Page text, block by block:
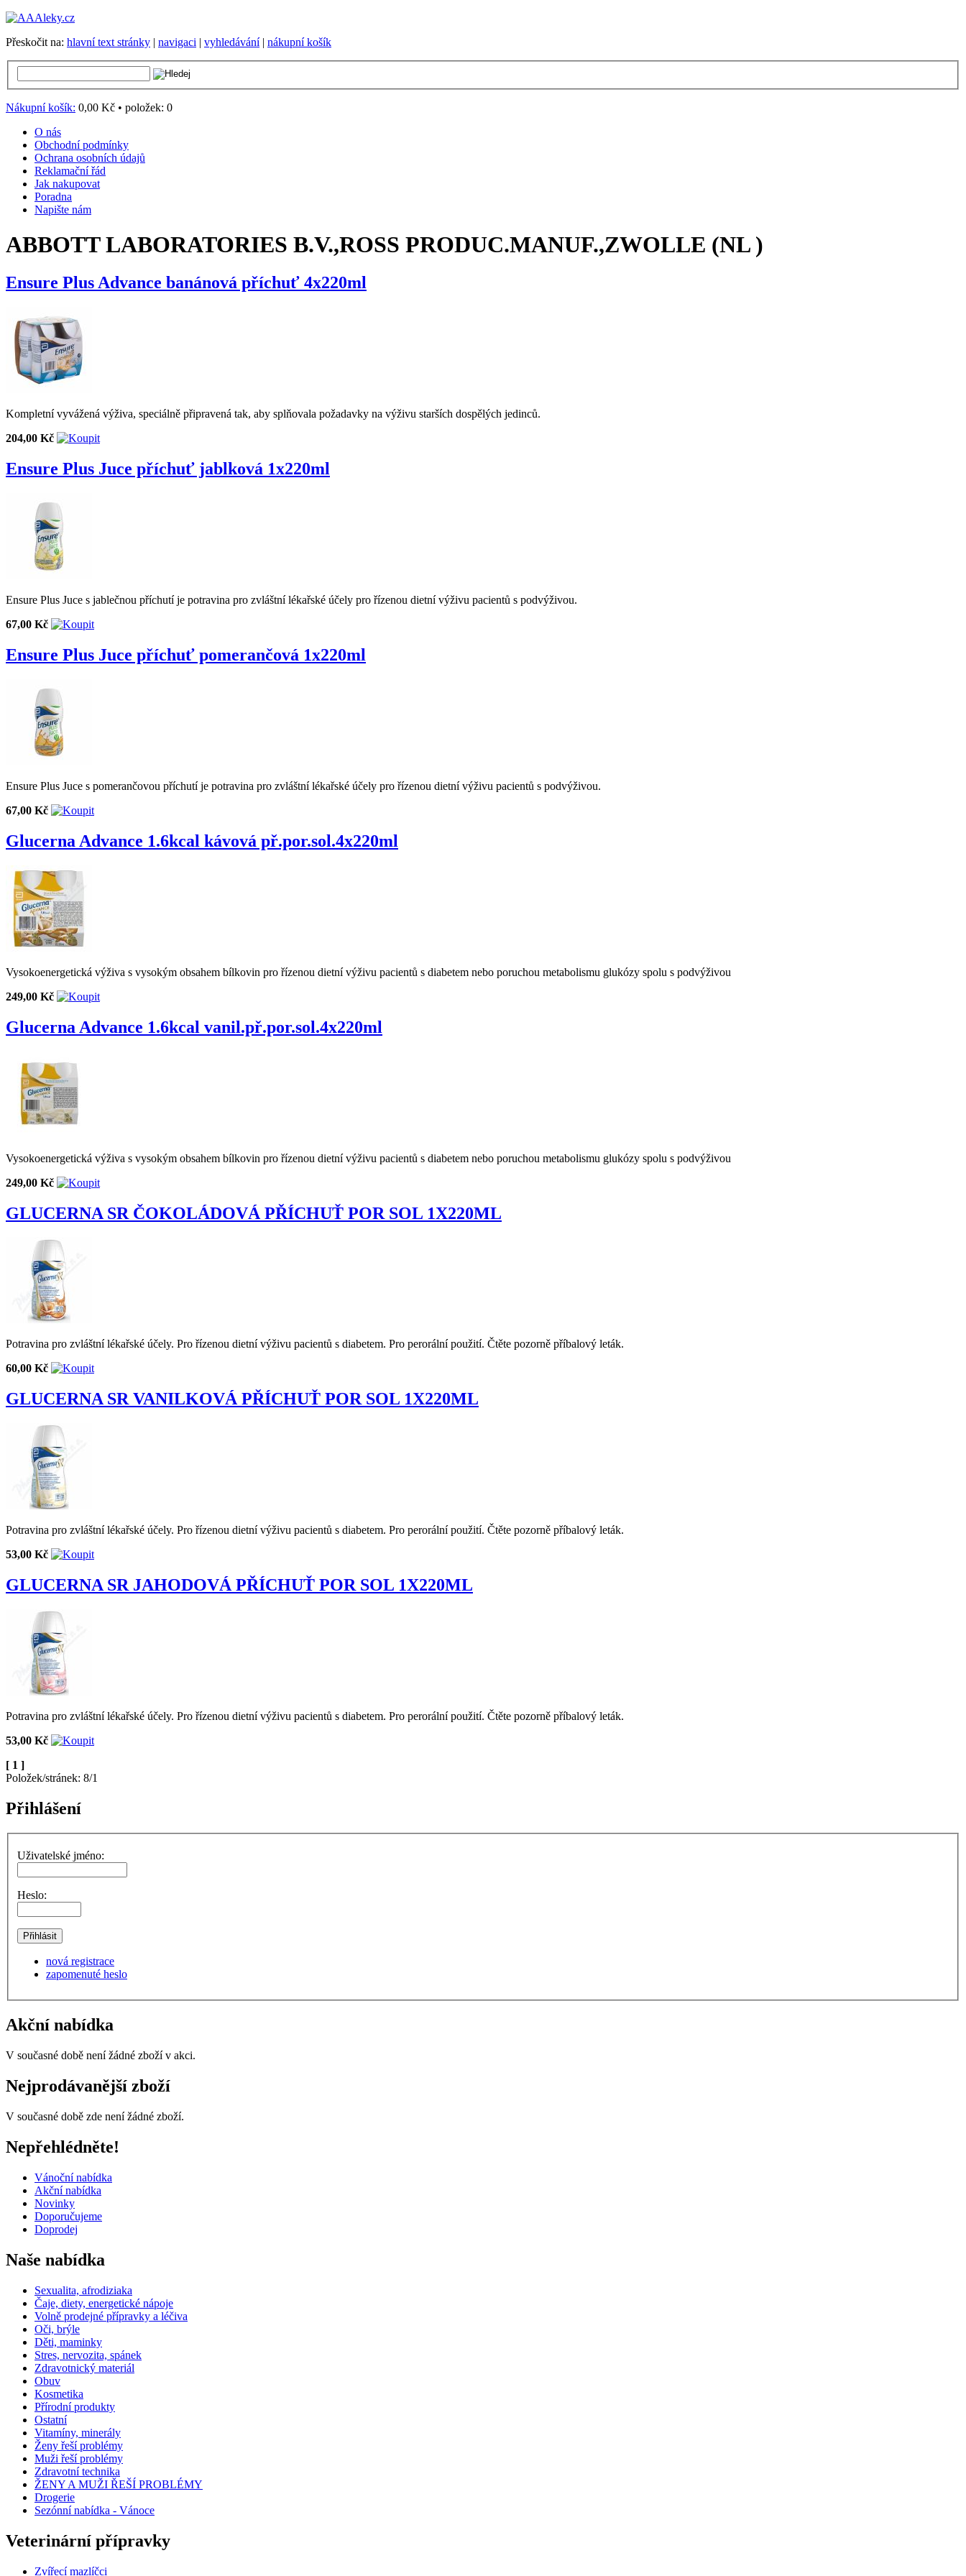
Přeskočit na: hlavní text stránky | navigaci | vyhledávání| nákupní košík
Nákupní košík: 0,00 Kč • položek: 0
O nás
Obchodní podmínky
Ochrana osobních údajů
Reklamační řád
Jak nakupovat
Poradna
Napište nám
ABBOTT LABORATORIES B.V.,ROSS PRODUC.MANUF.,ZWOLLE (NL )
Ensure Plus Advance banánová příchuť 4x220ml
Kompletní vyvážená výživa, speciálně připravená tak, aby splňovala požadavky na výživu starších dospělých jedinců.
204,00 Kč
Ensure Plus Juce příchuť jablková 1x220ml
Ensure Plus Juce s jablečnou příchutí je potravina pro zvláštní lékařské účely pro řízenou dietní výživu pacientů s podvýživou.
67,00 Kč
Ensure Plus Juce příchuť pomerančová 1x220ml
Ensure Plus Juce s pomerančovou příchutí je potravina pro zvláštní lékařské účely pro řízenou dietní výživu pacientů s podvýživou.
67,00 Kč
Glucerna Advance 1.6kcal kávová př.por.sol.4x220ml
Vysokoenergetická výživa s vysokým obsahem bílkovin pro řízenou dietní výživu pacientů s diabetem nebo poruchou metabolismu glukózy spolu s podvýživou
249,00 Kč
Glucerna Advance 1.6kcal vanil.př.por.sol.4x220ml
Vysokoenergetická výživa s vysokým obsahem bílkovin pro řízenou dietní výživu pacientů s diabetem nebo poruchou metabolismu glukózy spolu s podvýživou
249,00 Kč
GLUCERNA SR ČOKOLÁDOVÁ PŘÍCHUŤ POR SOL 1X220ML
Potravina pro zvláštní lékařské účely. Pro řízenou dietní výživu pacientů s diabetem. Pro perorální použití. Čtěte pozorně příbalový leták.
60,00 Kč
GLUCERNA SR VANILKOVÁ PŘÍCHUŤ POR SOL 1X220ML
Potravina pro zvláštní lékařské účely. Pro řízenou dietní výživu pacientů s diabetem. Pro perorální použití. Čtěte pozorně příbalový leták.
53,00 Kč
GLUCERNA SR JAHODOVÁ PŘÍCHUŤ POR SOL 1X220ML
Potravina pro zvláštní lékařské účely. Pro řízenou dietní výživu pacientů s diabetem. Pro perorální použití. Čtěte pozorně příbalový leták.
53,00 Kč
[ 1 ]
Položek/stránek: 8/1
Přihlášení
Uživatelské jméno:
Heslo:
nová registrace
zapomenuté heslo
Akční nabídka
V současné době není žádné zboží v akci.
Nejprodávanější zboží
V současné době zde není žádné zboží.
Nepřehlédněte!
Vánoční nabídka
Akční nabídka
Novinky
Doporučujeme
Doprodej
Naše nabídka
Sexualita, afrodiziaka
Čaje, diety, energetické nápoje
Volně prodejné přípravky a léčiva
Oči, brýle
Děti, maminky
Stres, nervozita, spánek
Zdravotnický materiál
Obuv
Kosmetika
Přírodní produkty
Ostatní
Vitamíny, minerály
Ženy řeší problémy
Muži řeší problémy
Zdravotní technika
ŽENY A MUŽI ŘEŠÍ PROBLÉMY
Drogerie
Sezónní nabídka - Vánoce
Veterinární přípravky
Zvířecí mazlíčci